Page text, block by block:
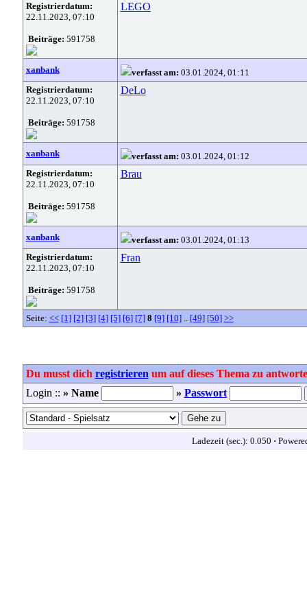
Registrierdatum:
22.11.2023, 07:10
Beiträge: 591758
LEGO
xanbank verfasst am: 03.01.2024, 01:11
Registrierdatum:
22.11.2023, 07:10
Beiträge: 591758
DeLo
xanbank verfasst am: 03.01.2024, 01:12
Registrierdatum:
22.11.2023, 07:10
Beiträge: 591758
Brau
xanbank verfasst am: 03.01.2024, 01:13
Registrierdatum:
22.11.2023, 07:10
Beiträge: 591758
Fran
Seite: << [1] [2] [3] [4] [5] [6] [7] 8 [9] [10].. [49] [50] >>
Du musst dich registrieren um auf dieses Thema zu
Login :: » Name » Passwort
Ladezeit (sec.): 0.050 ·